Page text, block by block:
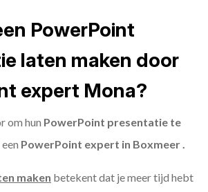
PowerPoint
laten maken door
expert Mona?
om hun PowerPoint presentatie te
PowerPoint expert in Boxmeer .
maken betekent dat je meer tijd hebt